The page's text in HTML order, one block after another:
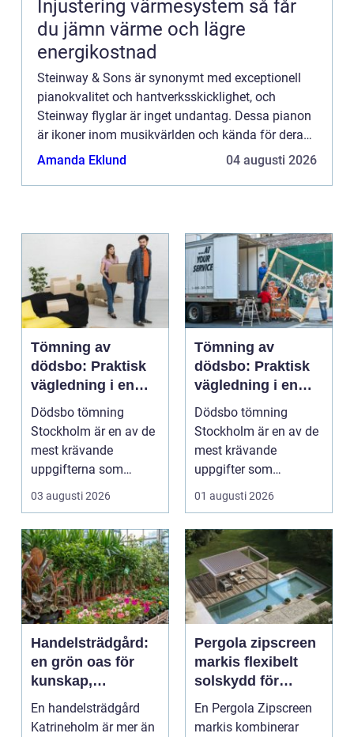
Injustering värmesystem så får
du jämn värme och lägre
energikostnad
Steinway & Sons är synonymt med exceptionell
pianokvalitet och hantverksskicklighet, och
Steinway flyglar är inget undantag. Dessa pianon
är ikoner inom musikvärlden och kända för deras
rika ton, utsökta touch o...
Amanda Eklund 04 augusti 2026
Tömning av
dödsbo: Praktisk
vägledning i en
svår tid
Dödsbo tömning
Stockholm är en av de
mest krävande
uppgifterna som
många f...
03 augusti 2026
Tömning av
dödsbo: Praktisk
vägledning i en
känslig situation
Dödsbo tömning
Stockholm är en av de
mest krävande
uppgifter som
närst&arin...
01 augusti 2026
Handelsträdgård:
en grön oas för
kunskap,
inspiration och
odlarglädje
En handelsträdgård
Katrineholm är mer än
Pergola zipscreen
markis flexibelt
solskydd för
moderna uterum
En Pergola Zipscreen
markis kombinerar